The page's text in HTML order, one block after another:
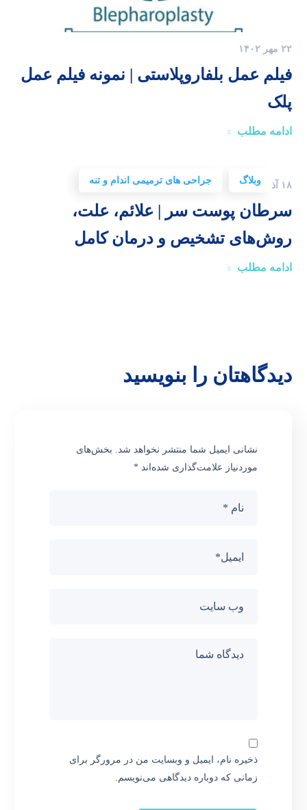
۲۲ مهر ۱۴۰۲
فیلم عمل بلفاروپلاستی | نمونه فیلم عمل
پلک
ادامه مطلب
وبلاگ جراحی های ترمیمی اندام و تنه ۱۸ آذر ۱۴۰۳
سرطان پوست سر | علائم، علت،
روش‌های تشخیص و درمان کامل
ادامه مطلب
دیدگاهتان را بنویسید
نشانی ایمیل شما منتشر نخواهد شد. بخش‌های
موردنیاز علامت‌گذاری شده‌اند*
ذخیره نام، ایمیل و وبسایت من در مرورگر برای
زمانی که دوباره دیدگاهی می‌نویسم.